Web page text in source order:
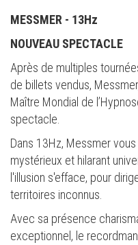
MESSMER - 13Hz
NOUVEAU SPECTACLE
Après de multiples
de billets vendus,
Maître Mondial de
spectacle.
Dans 13Hz, Messmer
mystérieux et hilarant
l'illusion s'efface, pour
territoires inconnus.
Avec sa présence
exceptionnel, le